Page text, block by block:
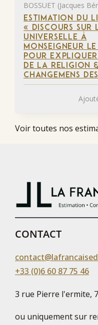
BOSSUET (Jacques
ESTIMATION DU
« DISCOURS SUR
UNIVERSELLE À
MONSEIGNEUR
POUR
DE LA RELIGION
CHANGEMENS
Voir toutes nos
CONTACT
+33 (0)6 60 87 75 46
3 rue Pierre l'ermite,
ou uniquement sur